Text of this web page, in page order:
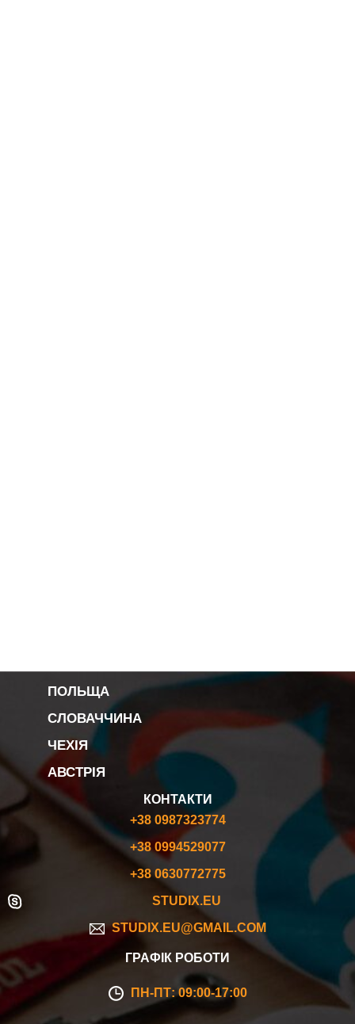
ПОЛЬЩА
СЛОВАЧЧИНА
ЧЕХІЯ
АВСТРІЯ
КОНТАКТИ
+38 0987323774
+38 0994529077
+38 0630772775
STUDIX.EU
STUDIX.EU@GMAIL.COM
ГРАФІК РОБОТИ
ПН-ПТ: 09:00-17:00